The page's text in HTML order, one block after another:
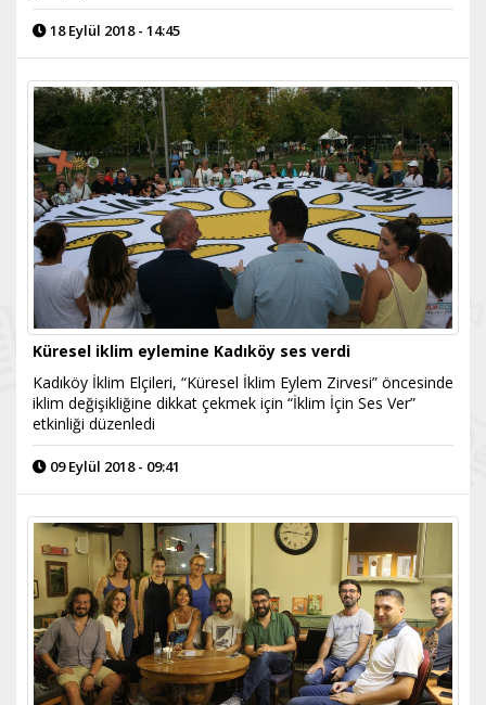
18 Eylül 2018 - 14:45
Küresel iklim eylemine Kadıköy ses verdi
Kadıköy İklim Elçileri, “Küresel İklim Eylem Zirvesi” öncesinde
iklim değişikliğine dikkat çekmek için “İklim İçin Ses Ver”
etkinliği düzenledi
09 Eylül 2018 - 09:41